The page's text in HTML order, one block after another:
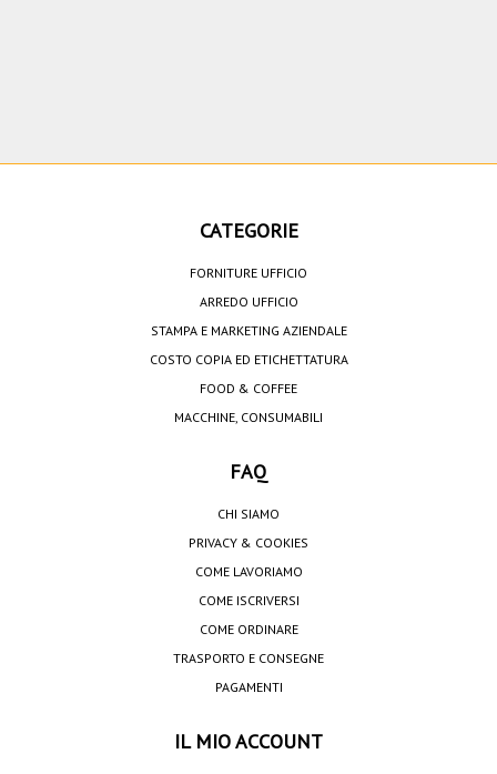
CATEGORIE
FORNITURE UFFICIO
ARREDO UFFICIO
STAMPA E MARKETING AZIENDALE
COSTO COPIA ED ETICHETTATURA
FOOD & COFFEE
MACCHINE, CONSUMABILI
FAQ
CHI SIAMO
PRIVACY & COOKIES
COME LAVORIAMO
COME ISCRIVERSI
COME ORDINARE
TRASPORTO E CONSEGNE
PAGAMENTI
IL MIO ACCOUNT